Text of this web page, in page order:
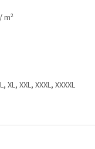
m²
XXL, XXXL, XXXXL